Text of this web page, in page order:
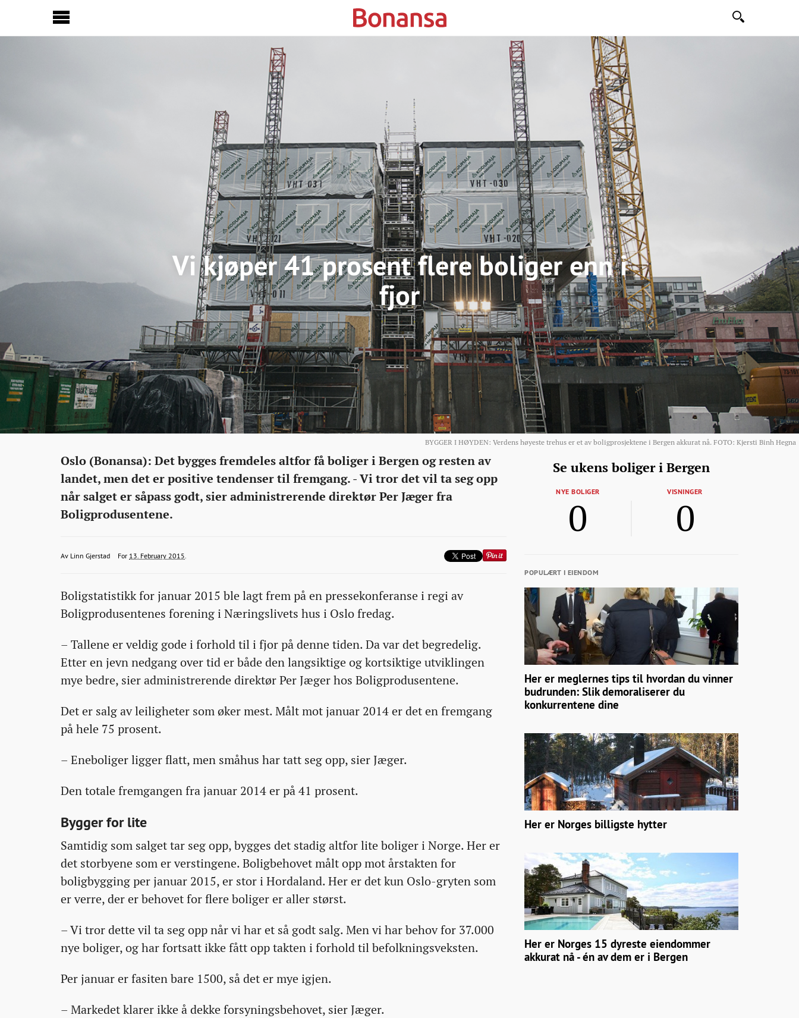
Søk
Vi kjøper 41 prosent flere boliger enn i
fjor
BYGGER I HØYDEN: Verdens høyeste trehus er et av boligprosjektene i Bergen akkurat nå. FOTO: Kjersti Binh Hegna
Eiendom
http://bonansa.no/artikkel/vi-
kjoper-
41-
prosent-
fjor/
Oslo (Bonansa): Det bygges fremdeles altfor få boliger i Bergen og resten av
landet, men det er positive tendenser til fremgang. - Vi tror det vil ta seg opp
når salget er såpass godt, sier administrerende direktør Per Jæger fra
Boligprodusentene.
Av Linn Gjerstadlinn.gjerstad@bt.no
2015-
13T13:00:45+00:00
2015-
13T13:00:45+00:00
2015-
13T13:09:48+00:00
For 13. February 2015.
Boligstatistikk for januar 2015 ble lagt frem på en pressekonferanse i regi av
Boligprodusentenes forening i Næringslivets hus i Oslo fredag.
– Tallene er veldig gode i forhold til i fjor på denne tiden. Da var det begredelig.
Etter en jevn nedgang over tid er både den langsiktige og kortsiktige utviklingen
mye bedre, sier administrerende direktør Per Jæger hos Boligprodusentene.
Det er salg av leiligheter som øker mest. Målt mot januar 2014 er det en fremgang
på hele 75 prosent.
– Eneboliger ligger flatt, men småhus har tatt seg opp, sier Jæger.
Den totale fremgangen fra januar 2014 er på 41 prosent.
Bygger for lite
Samtidig som salget tar seg opp, bygges det stadig altfor lite boliger i Norge. Her er
det storbyene som er verstingene. Boligbehovet målt opp mot årstakten for
boligbygging per januar 2015, er stor i Hordaland. Her er det kun Oslo-gryten som
er verre, der er behovet for flere boliger er aller størst.
– Vi tror dette vil ta seg opp når vi har et så godt salg. Men vi har behov for 37.000
nye boliger, og har fortsatt ikke fått opp takten i forhold til befolkningsveksten.
Per januar er fasiten bare 1500, så det er mye igjen.
– Markedet klarer ikke å dekke forsyningsbehovet, sier Jæger.
Se ukens boliger i Bergen
NYE BOLIGER
0
VISNINGER
0
POPULÆRT I EIENDOM
Her er meglernes tips til hvordan du vinner
budrunden: Slik demoraliserer du
konkurrentene dine
Her er Norges billigste hytter
Her er Norges 15 dyreste eiendommer
akkurat nå - én av dem er i Bergen